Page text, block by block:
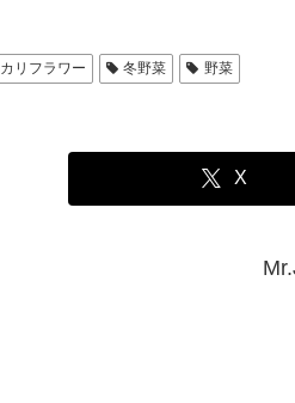
カリフラワー 冬野菜 野菜
X